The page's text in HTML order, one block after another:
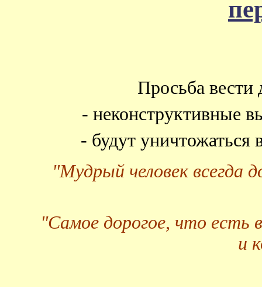
Просьба вести
- неконструктивные
- будут
"Мудрый человек всегда
"Самое дорогое, что есть
и